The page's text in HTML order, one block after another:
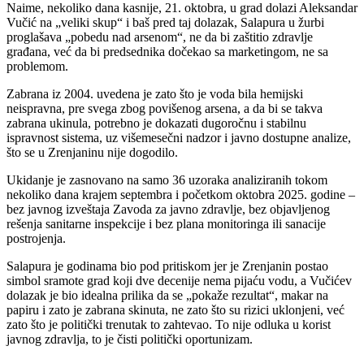
Naime, nekoliko dana kasnije, 21. oktobra, u grad dolazi Aleksandar
Vučić na „veliki skup“ i baš pred taj dolazak, Salapura u žurbi
proglašava „pobedu nad arsenom“, ne da bi zaštitio zdravlje
građana, već da bi predsednika dočekao sa marketingom, ne sa
problemom.
Zabrana iz 2004. uvedena je zato što je voda bila hemijski
neispravna, pre svega zbog povišenog arsena, a da bi se takva
zabrana ukinula, potrebno je dokazati dugoročnu i stabilnu
ispravnost sistema, uz višemesečni nadzor i javno dostupne analize,
što se u Zrenjaninu nije dogodilo.
Ukidanje je zasnovano na samo 36 uzoraka analiziranih tokom
nekoliko dana krajem septembra i početkom oktobra 2025. godine –
bez javnog izveštaja Zavoda za javno zdravlje, bez objavljenog
rešenja sanitarne inspekcije i bez plana monitoringa ili sanacije
postrojenja.
Salapura je godinama bio pod pritiskom jer je Zrenjanin postao
simbol sramote grad koji dve decenije nema pijaću vodu, a Vučićev
dolazak je bio idealna prilika da se „pokaže rezultat“, makar na
papiru i zato je zabrana skinuta, ne zato što su rizici uklonjeni, već
zato što je politički trenutak to zahtevao. To nije odluka u korist
javnog zdravlja, to je čisti politički oportunizam.